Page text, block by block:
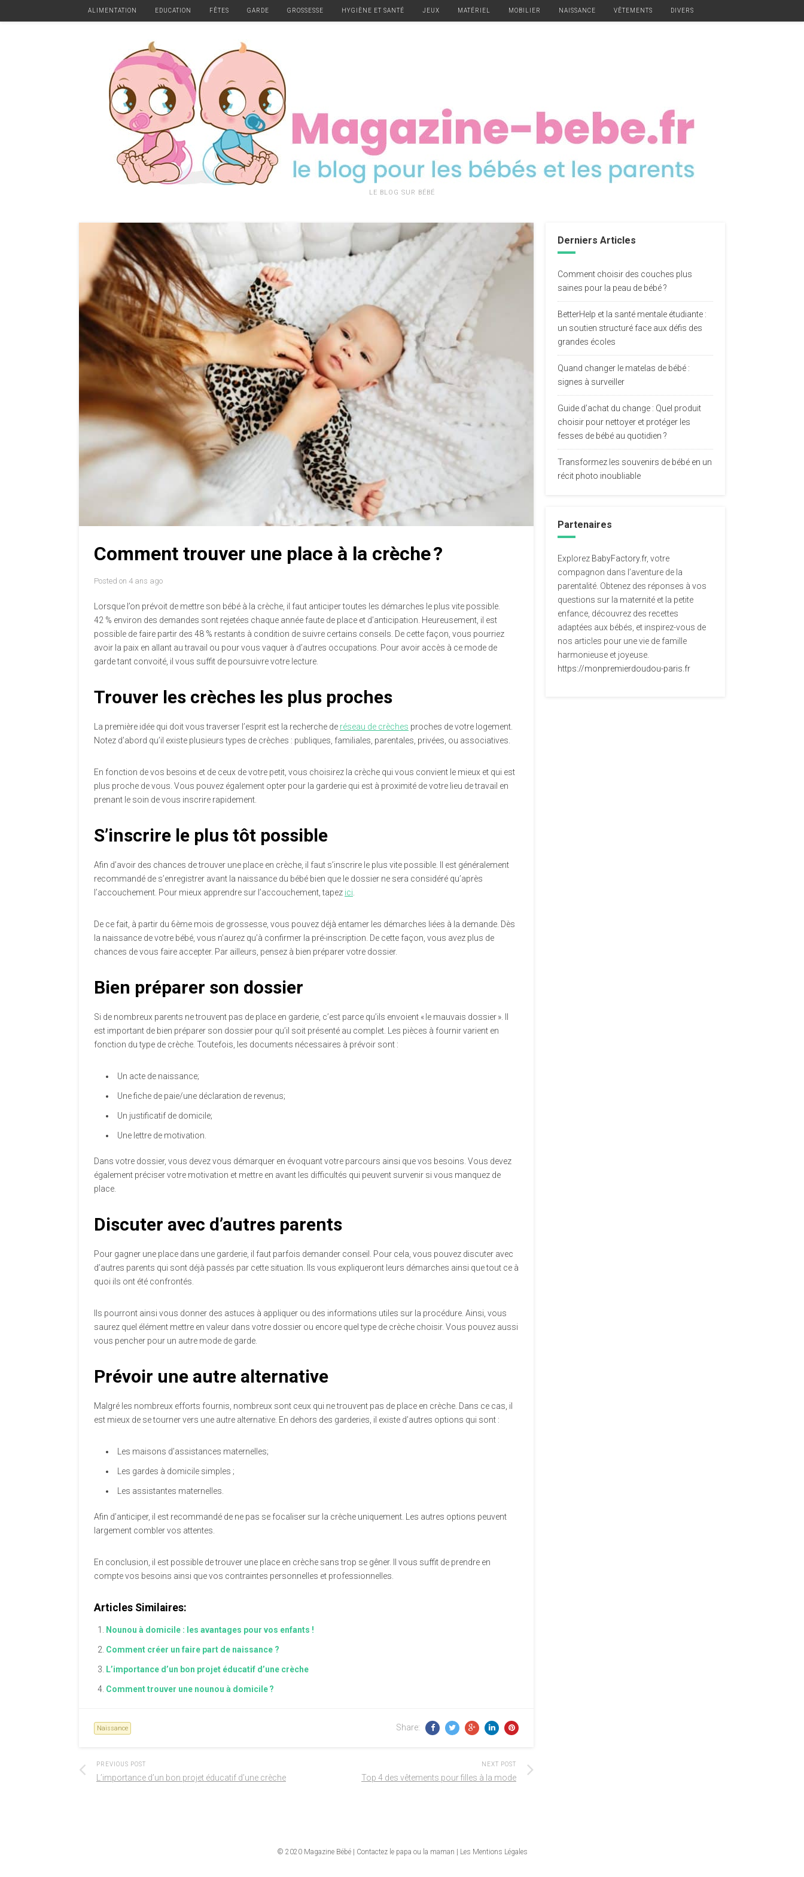
ALIMENTATION EDUCATION FÊTES GARDE GROSSESSE HYGIÈNE ET SANTÉ JEUX MATÉRIEL MOBILIER NAISSANCE VÊTEMENTS DIVERS
LE BLOG SUR BÉBÉ
Comment trouver une place à la crèche ?
Posted on 4 ans ago
Lorsque l’on prévoit de mettre son bébé à la crèche, il faut anticiper toutes les démarches le plus vite possible.
42 % environ des demandes sont rejetées chaque année faute de place et d’anticipation. Heureusement, il est
possible de faire partir des 48 % restants à condition de suivre certains conseils. De cette façon, vous pourriez
avoir la paix en allant au travail ou pour vous vaquer à d’autres occupations. Pour avoir accès à ce mode de
garde tant convoité, il vous suffit de poursuivre votre lecture.
Trouver les crèches les plus proches
La première idée qui doit vous traverser l’esprit est la recherche de réseau de crèches proches de votre logement.
Notez d’abord qu’il existe plusieurs types de crèches : publiques, familiales, parentales, privées, ou associatives.
En fonction de vos besoins et de ceux de votre petit, vous choisirez la crèche qui vous convient le mieux et qui est
plus proche de vous. Vous pouvez également opter pour la garderie qui est à proximité de votre lieu de travail en
prenant le soin de vous inscrire rapidement.
S’inscrire le plus tôt possible
Afin d’avoir des chances de trouver une place en crèche, il faut s’inscrire le plus vite possible. Il est généralement
recommandé de s’enregistrer avant la naissance du bébé bien que le dossier ne sera considéré qu’après
l’accouchement. Pour mieux apprendre sur l’accouchement, tapez ici
De ce fait, à partir du 6ème mois de grossesse, vous pouvez déjà entamer les démarches liées à la demande. Dès
la naissance de votre bébé, vous n’aurez qu’à confirmer la pré-inscription. De cette façon, vous avez plus de
chances de vous faire accepter. Par ailleurs, pensez à bien préparer votre dossier.
Bien préparer son dossier
Si de nombreux parents ne trouvent pas de place en garderie, c’est parce qu’ils envoient « le mauvais dossier ». Il
est important de bien préparer son dossier pour qu’il soit présenté au complet. Les pièces à fournir varient en
fonction du type de crèche. Toutefois, les documents nécessaires à prévoir sont :
Un acte de naissance;
Une fiche de paie/une déclaration de revenus;
Un justificatif de domicile;
Une lettre de motivation.
Dans votre dossier, vous devez vous démarquer en évoquant votre parcours ainsi que vos besoins. Vous devez
également préciser votre motivation et mettre en avant les difficultés qui peuvent survenir si vous manquez de
place.
Discuter avec d’autres parents
Pour gagner une place dans une garderie, il faut parfois demander conseil. Pour cela, vous pouvez discuter avec
d’autres parents qui sont déjà passés par cette situation. Ils vous expliqueront leurs démarches ainsi que tout ce à
quoi ils ont été confrontés.
Ils pourront ainsi vous donner des astuces à appliquer ou des informations utiles sur la procédure. Ainsi, vous
saurez quel élément mettre en valeur dans votre dossier ou encore quel type de crèche choisir. Vous pouvez aussi
vous pencher pour un autre mode de garde.
Prévoir une autre alternative
Malgré les nombreux efforts fournis, nombreux sont ceux qui ne trouvent pas de place en crèche. Dans ce cas, il
est mieux de se tourner vers une autre alternative. En dehors des garderies, il existe d’autres options qui sont :
Les maisons d’assistances maternelles;
Les gardes à domicile simples ;
Les assistantes maternelles.
Afin d’anticiper, il est recommandé de ne pas se focaliser sur la crèche uniquement. Les autres options peuvent
largement combler vos attentes.
En conclusion, il est possible de trouver une place en crèche sans trop se gêner. Il vous suffit de prendre en
compte vos besoins ainsi que vos contraintes personnelles et professionnelles.
Articles Similaires:
Nounou à domicile : les avantages pour vos enfants !
Comment créer un faire part de naissance ?
L’importance d’un bon projet éducatif d’une crèche
Comment trouver une nounou à domicile ?
Naissance Share:
PREVIOUS POST
L’importance d’un bon projet éducatif d’une crèche
NEXT POST
Top 4 des vêtements pour filles à la mode
Derniers Articles
Comment choisir des couches plus
saines pour la peau de bébé ?
BetterHelp et la santé mentale étudiante :
un soutien structuré face aux défis des
grandes écoles
Quand changer le matelas de bébé :
signes à surveiller
Guide d’achat du change : Quel produit
choisir pour nettoyer et protéger les
fesses de bébé au quotidien ?
Transformez les souvenirs de bébé en un
récit photo inoubliable
Partenaires
Explorez BabyFactory.fr, votre
compagnon dans l’aventure de la
parentalité. Obtenez des réponses à vos
questions sur la maternité et la petite
enfance, découvrez des recettes
adaptées aux bébés, et inspirez-vous de
nos articles pour une vie de famille
harmonieuse et joyeuse.
https://monpremierdoudou-paris.fr
© 2020 Magazine Bébé| Contactez le papa ou la maman | Les Mentions Légales